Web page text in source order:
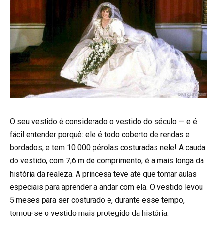
O seu vestido é considerado o vestido do século — e é
fácil entender porquê: ele é todo coberto de rendas e
bordados, e tem 10 000 pérolas costuradas nele! A cauda
do vestido, com 7,6 m de comprimento, é a mais longa da
história da realeza. A princesa teve até que tomar aulas
especiais para aprender a andar com ela. O vestido levou
5 meses para ser costurado e, durante esse tempo,
tornou-se o vestido mais protegido da história.